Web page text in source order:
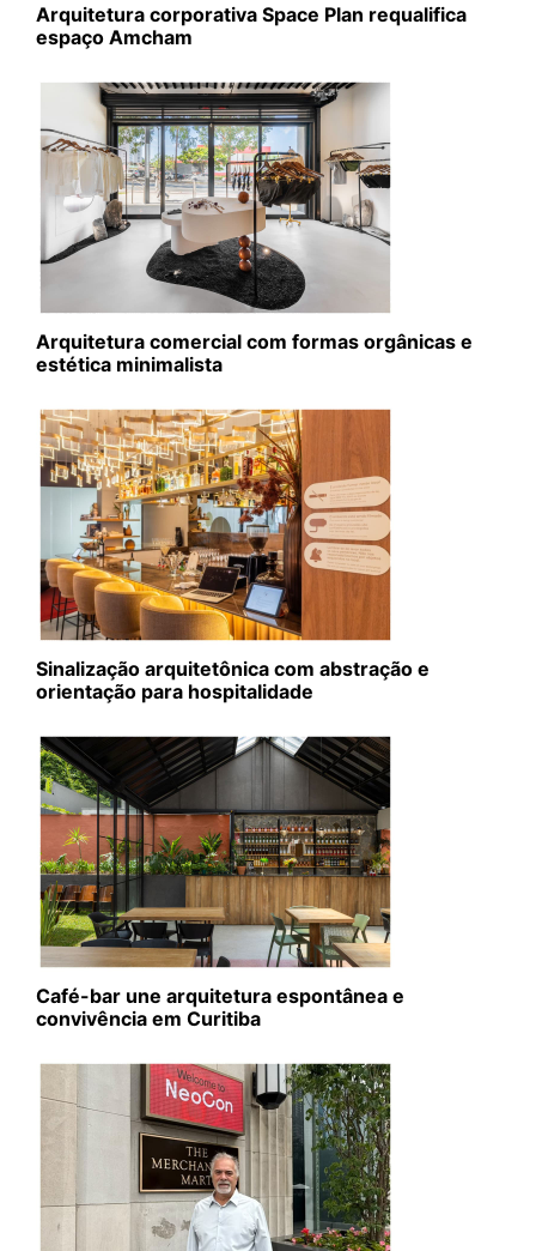
Arquitetura corporativa Space Plan requalifica
espaço Amcham
Arquitetura comercial com formas orgânicas e
estética minimalista
Sinalização arquitetônica com abstração e
orientação para hospitalidade
Café-bar une arquitetura espontânea e
convivência em Curitiba